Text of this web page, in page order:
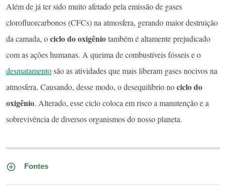
Além de já ter sido muito afetado pela emissão de gases
clorofluorcarbonos (CFCs) na atmosfera, gerando maior destruição
da camada, ociclo do oxigêniotambém é altamente prejudicado
com as ações humanas. A queima de combustíveis fósseis e o
desmatamentosão as atividades que mais liberam gases nocivos na
atmosfera. Causando, desse modo, o desequilíbrio nociclo do
oxigênio. Alterado, esse ciclo coloca em risco a manutenção e a
sobrevivência de diversos organismos do nosso planeta.
Fontes